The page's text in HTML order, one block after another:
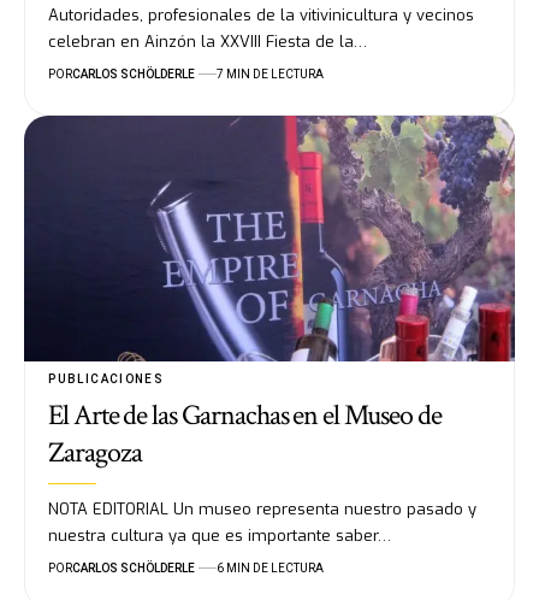
Autoridades, profesionales de la vitivinicultura y vecinos
celebran en Ainzón la XXVIII Fiesta de la…
PORCARLOS SCHÖLDERLE 7 MIN DE LECTURA
PUBLICACIONES
El Arte de las Garnachas en el Museo de
Zaragoza
NOTA EDITORIAL Un museo representa nuestro pasado y
nuestra cultura ya que es importante saber…
PORCARLOS SCHÖLDERLE 6 MIN DE LECTURA